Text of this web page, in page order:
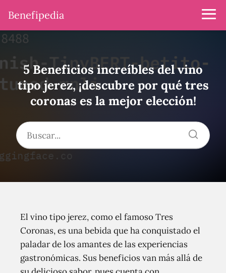
Benefipedia
5 Beneficios increíbles del vino
tipo jerez, ¡descubre por qué tres
coronas es la mejor elección!
El vino tipo jerez, como el famoso Tres
Coronas, es una bebida que ha conquistado el
paladar de los amantes de las experiencias
gastronómicas. Sus beneficios van más allá de